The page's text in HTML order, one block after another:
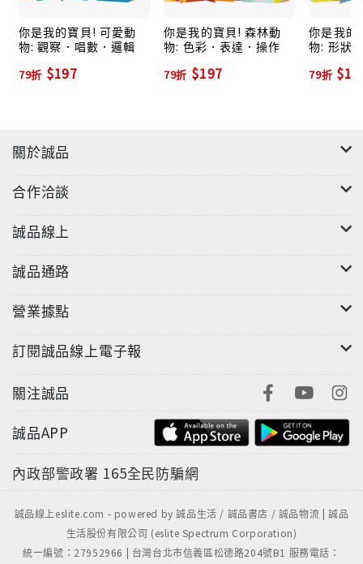
你是我的寶貝! 可愛動
物: 觀察．唱數．邏輯
79折 $197
你是我的寶貝! 森林動
物: 色彩．表達．操作
79折 $197
你是我的
物: 形狀
79折
關於誠品
合作洽談
誠品線上
誠品通路
營業據點
訂閱誠品線上電子報
關注誠品
誠品APP
內政部警政署 165全民防騙網
誠品線上eslite.com - powered by 誠品生活 / 誠品書店 / 誠品物流 | 誠品
生活股份有限公司 (eslite Spectrum Corporation)
統一編號：27952966 | 台灣台北市信義區松德路204號B1 服務電話：